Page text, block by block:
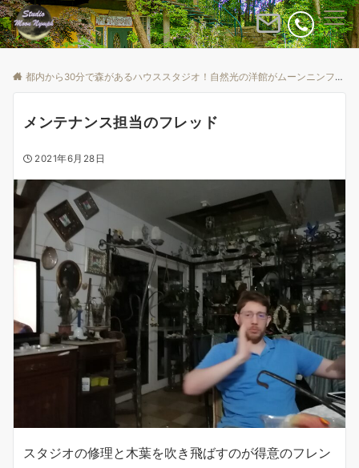
Menu
都内から30分で森があるハウススタジオ！自然光の洋館がムーンニンフ
メンテナンス担当のフレッド
2021年6月28日
スタジオの修理と木葉を吹き飛ばすのが得意のフレン